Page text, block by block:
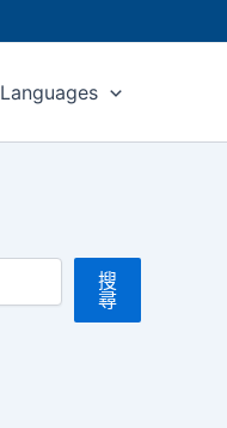
Languages
搜
尋